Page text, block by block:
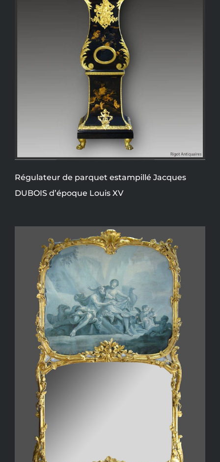
Régulateur de parquet estampillé Jacques
DUBOIS d’époque Louis XV